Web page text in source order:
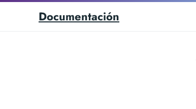
Documentación